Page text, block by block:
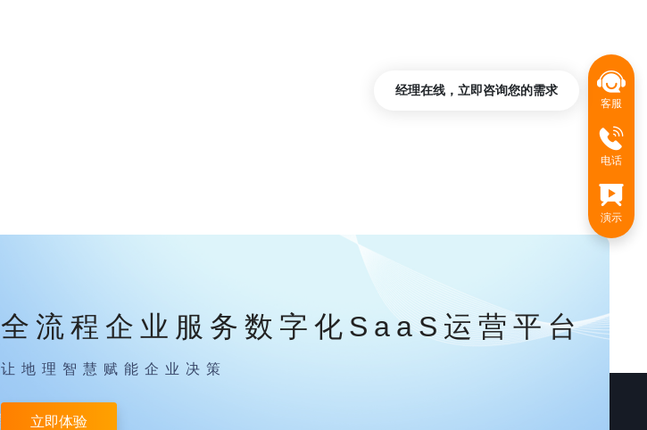
全流程企业服务数字化SaaS运营平台
让地理智慧赋能企业决策
立即体验
客服
电话
演示
经理在线，立即咨询您的需求